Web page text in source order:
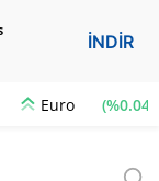
İNDİR
Euro (%0.04)